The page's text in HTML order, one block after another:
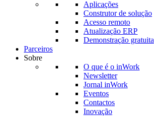
Aplicações
Construtor de solução
Acesso remoto
Atualização ERP
Demonstração gratuita
Parceiros
Sobre
O que é o inWork
Newsletter
Jornal inWork
Eventos
Contactos
Inovação